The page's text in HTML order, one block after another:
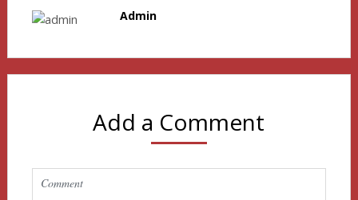
Admin
Add a Comment